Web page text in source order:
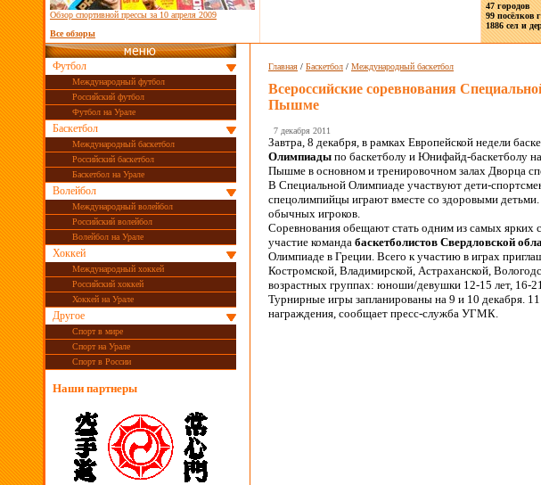
Обзор спортивной прессы за 10 апреля 2009
47 городов
99 посёлков
1886 сел и
Все обзоры
Футбол
Международный футбол
Российский футбол
Футбол на Урале
Баскетбол
Международный баскетбол
Российский баскетбол
Баскетбол на Урале
Волейбол
Международный волейбол
Российский волейбол
Волейбол на Урале
Хоккей
Международный хоккей
Российский хоккей
Хоккей на Урале
Другое
Спорт в мире
Спорт на Урале
Спорт в России
Наши партнеры
Главная / Баскетбол / Международный баскетбол
Всероссийские соревнования
Пышме
7 декабря 2011
Завтра, 8 декабря, в рамках Европейской недели
Олимпиады по баскетболу и Юнифайд-баскетболу
Пышме в основном и тренировочном залах Дворца
В Специальной Олимпиаде участвуют дети-
спецолимпийцы играют вместе со здоровыми
обычных игроков.
Соревнования обещают стать одним из самых
участие команда баскетболистов Свердловской
Олимпиаде в Греции. Всего к участию в играх
Костромской, Владимирской, Астраханской,
возрастных группах: юноши/девушки 12-15 лет, 16-
Турнирные игры запланированы на 9 и 10 декабря.
награждения, сообщает пресс-служба УГМК.